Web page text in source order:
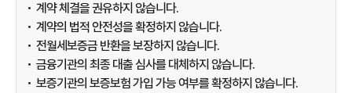
계약 체결을 권유하지 않습니다.
계약의 법적 안전성을 확정하지 않습니다.
전월세보증금 반환을 보장하지 않습니다.
금융기관의 최종 대출 심사를 대체하지 않습니다.
보증기관의 보증보험 가입 가능 여부를 확정하지 않습니다.